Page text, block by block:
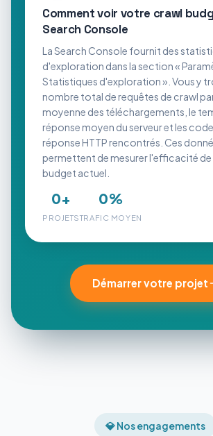
Comment voir votre crawl
Search Console
La Search Console fournit des
d'exploration dans la section «
Statistiques d'exploration ». Vous y
nombre total de requêtes de crawl
moyenne des téléchargements, le
réponse moyen du serveur et les
réponse HTTP rencontrés. Ces
permettent de mesurer l'efficacité
budget actuel.
0+
PROJETS
0%
TRAFIC MOYEN
Démarrer votre projet
💎 Nos engagements